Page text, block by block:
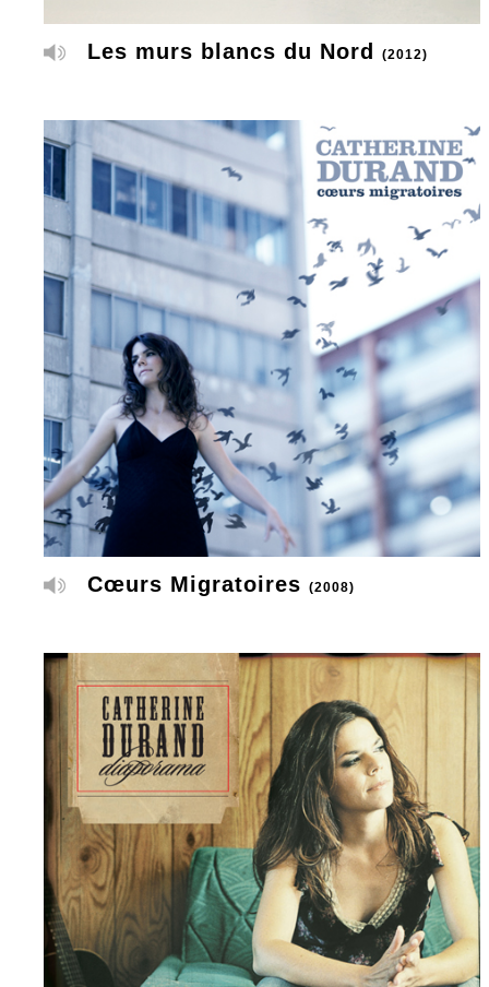
Les murs blancs du Nord (2012)
Cœurs Migratoires (2008)